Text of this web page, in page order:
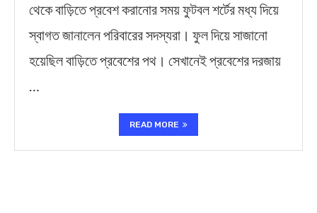
থেকে বাড়িতে প্রবেশ করানোর সময় ফুটবল শর্টের মধ্য দিয়ে
স্বাগত জানালেন পরিবারের সদস্যরা। ফুল দিয়ে সাজানো
হয়েছিল বাড়িতে প্রবেশের পথ। সেখানেই প্রবেশের দরজায়
…
READ MORE